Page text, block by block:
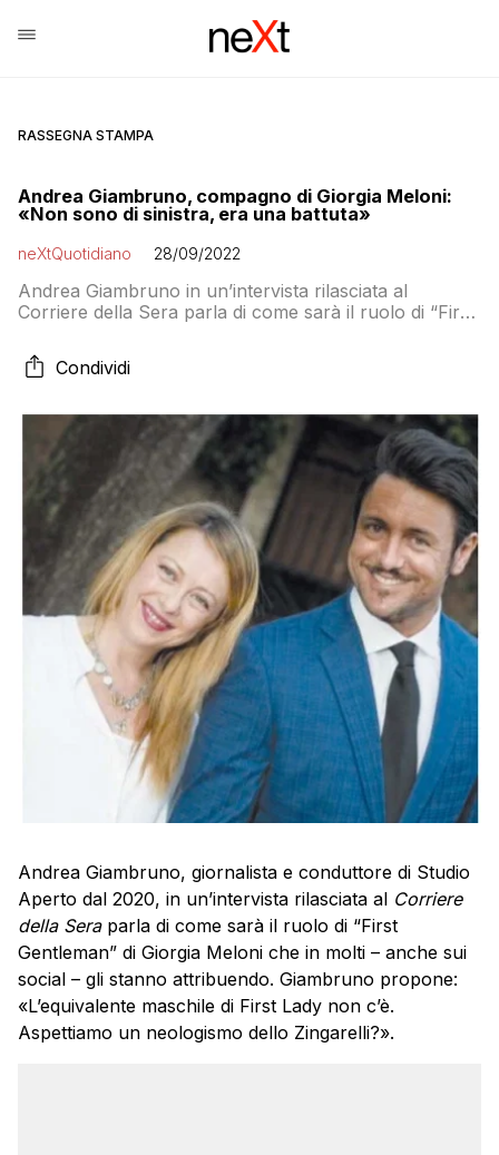
RASSEGNA STAMPA
Andrea Giambruno, compagno di Giorgia Meloni:
«Non sono di sinistra, era una battuta»
neXtQuotidiano 28/09/2022
Andrea Giambruno in un’intervista rilasciata al
Corriere della Sera parla di come sarà il ruolo di “First
Condividi
Andrea Giambruno, giornalista e conduttore di Studio
Aperto dal 2020, in un’intervista rilasciata al Corriere
della Seraparla di come sarà il ruolo di “First
Gentleman” di Giorgia Meloni che in molti – anche sui
social – gli stanno attribuendo. Giambruno propone:
«L’equivalente maschile di First Lady non c’è.
Aspettiamo un neologismo dello Zingarelli?».